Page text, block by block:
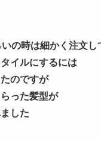
の時は細かく注文し
イルにするには
のですが
った髪型が
した